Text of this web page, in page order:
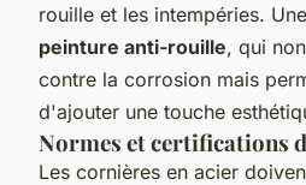
rouille et les intempéries.
peinture anti-rouille, qui
contre la corrosion mais
d'ajouter une touche
Normes et certifications
Les cornières en acier